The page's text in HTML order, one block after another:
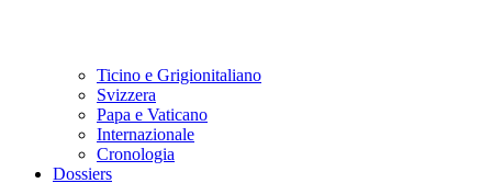
Ticino e Grigionitaliano
Svizzera
Papa e Vaticano
Internazionale
Cronologia
Dossiers